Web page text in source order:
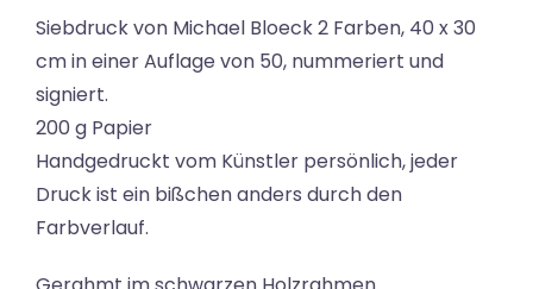
Siebdruck von Michael Bloeck 2 Farben, 40 x 30
cm in einer Auflage von 50, nummeriert und
signiert.
200 g Papier
Handgedruckt vom Künstler persönlich, jeder
Druck ist ein bißchen anders durch den
Farbverlauf.